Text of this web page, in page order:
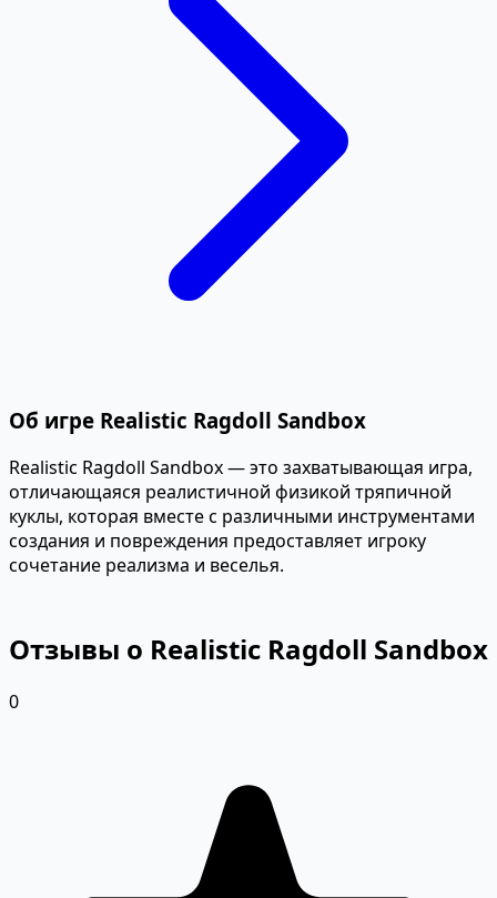
Об игре Realistic Ragdoll Sandbox
Realistic Ragdoll Sandbox — это захватывающая игра,
отличающаяся реалистичной физикой тряпичной
куклы, которая вместе с различными инструментами
создания и повреждения предоставляет игроку
сочетание реализма и веселья.
Отзывы о Realistic Ragdoll Sandbox
0